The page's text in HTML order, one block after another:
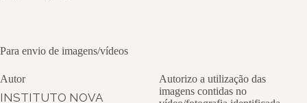
Para envio de imagens/vídeos
Autor
INSTITUTO NOVA
Autorizo a utilização das
imagens contidas no